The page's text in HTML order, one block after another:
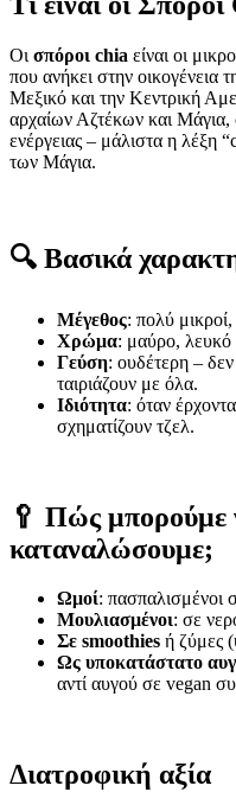
Οι σπόροι chia είναι οι
που ανήκει στην οικογένεια
Μεξικό και την Κεντρική
αρχαίων Αζτέκων και Μάγια,
ενέργειας – μάλιστα η λέξη
των Μάγια.
🔍 Βασικά
Μέγεθος: πολύ
Χρώμα: μαύρο, λευκό
Γεύση: ουδέτερη –
ταιριάζουν με όλα.
Ιδιότητα: όταν
σχηματίζουν τζελ.
🥄 Πώς μπορούμε
καταναλώσουμε;
Ωμοί: πασπαλισμένοι
Μουλιασμένοι: σε
Σε smoothies ή ζύμες
Ως υποκατάστατο
αντί αυγού σε vegan
Διατροφική αξία